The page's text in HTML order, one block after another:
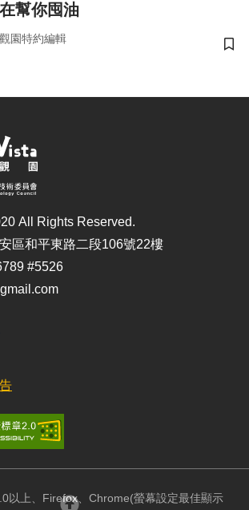
幫你囤油
園特約編輯
儲
All Rights Reserved.
區和平東路二段106號22樓
#5526
以上、Firefox、Chrome(螢幕設定最佳顯示
回頂部